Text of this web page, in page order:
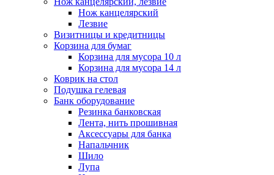
Нож канцелярский
Лезвие
Визитницы и кредитницы
Корзина для бумаг
Корзина для мусора 10 л
Корзина для мусора 14 л
Коврик на стол
Подушка гелевая
Банк оборудование
Резинка банковская
Лента, нить прошивная
Аксессуары для банка
Напальчник
Шило
Лупа